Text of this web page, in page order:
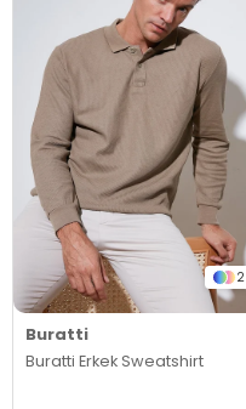
2
Buratti
Buratti Erkek Sweatshirt